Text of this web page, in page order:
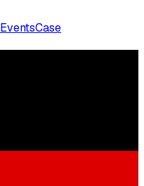
EventsCase